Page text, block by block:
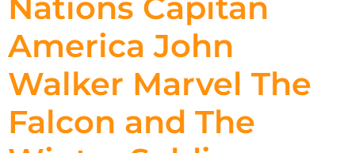
Nations Capitan
America John
Walker Marvel The
Falcon and The